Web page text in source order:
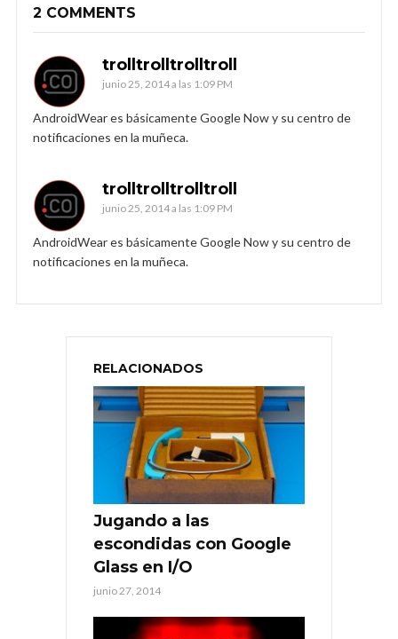
2 COMMENTS
trolltrolltrolltroll
junio 25, 2014 a las 1:09 PM
AndroidWear es básicamente Google Now y su centro de
notificaciones en la muñeca.
trolltrolltrolltroll
junio 25, 2014 a las 1:09 PM
AndroidWear es básicamente Google Now y su centro de
notificaciones en la muñeca.
RELACIONADOS
Jugando a las
escondidas con Google
Glass en I/O
junio 27, 2014